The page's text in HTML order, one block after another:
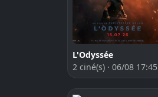
L'Odyssée
2 ciné(s) · 06/08 17:45